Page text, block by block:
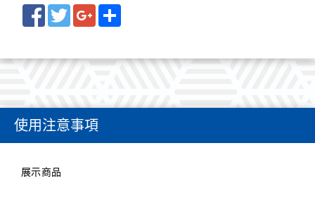
FacebookTwitterGoogle+
使用注意事項
展示商品